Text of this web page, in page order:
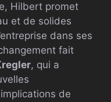
Hilbert promet
et de solides
dans ses
fait
, qui a
de